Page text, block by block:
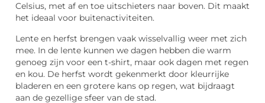
Celsius, met af en toe uitschieters naar boven. Dit maakt
het ideaal voor buitenactiviteiten.
Lente en herfst brengen vaak wisselvallig weer met zich
mee. In de lente kunnen we dagen hebben die warm
genoeg zijn voor een t-shirt, maar ook dagen met regen
en kou. De herfst wordt gekenmerkt door kleurrijke
bladeren en een grotere kans op regen, wat bijdraagt
aan de gezellige sfeer van de stad.